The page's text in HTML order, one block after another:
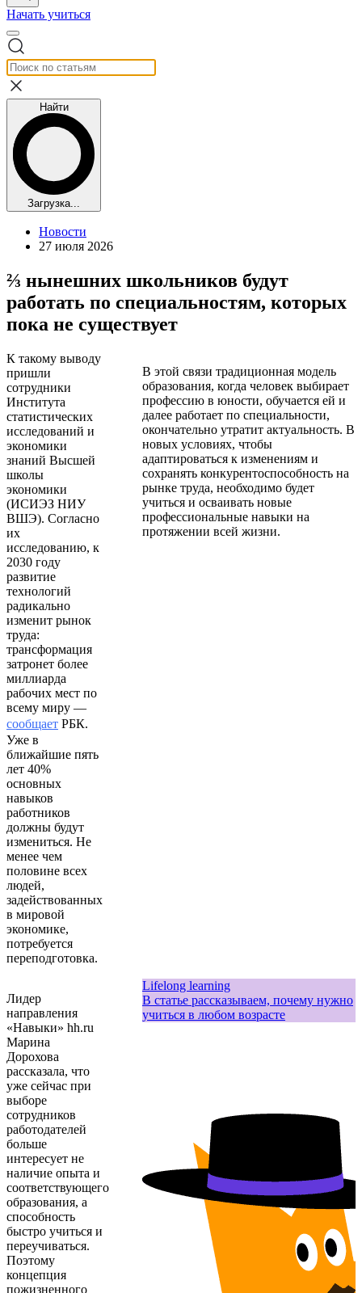
Начать учиться
Найти
Загрузка...
Новости
27 июля 2026
⅔ нынешних школьников будут
работать по специальностям, которых
пока не существует
К такому выводу
пришли
сотрудники
Института
статистических
исследований и
экономики
знаний Высшей
школы
экономики
(ИСИЭЗ НИУ
ВШЭ). Согласно
их
исследованию, к
2030 году
развитие
технологий
радикально
изменит рынок
труда:
трансформация
затронет более
миллиарда
рабочих мест по
всему миру —
сообщает РБК.
Уже в
ближайшие пять
лет 40%
основных
навыков
работников
должны будут
измениться. Не
менее чем
половине всех
людей,
задействованных
в мировой
экономике,
потребуется
переподготовка.
В этой связи традиционная модель
образования, когда человек выбирает
профессию в юности, обучается ей и
далее работает по специальности,
окончательно утратит актуальность. В
новых условиях, чтобы
адаптироваться к изменениям и
сохранять конкурентоспособность на
рынке труда, необходимо будет
учиться и осваивать новые
профессиональные навыки на
протяжении всей жизни.
Лидер
направления
«Навыки» hh.ru
Марина
Дорохова
рассказала, что
уже сейчас при
выборе
сотрудников
работодателей
больше
интересует не
наличие опыта и
соответствующего
образования, а
способность
быстро учиться и
переучиваться.
Поэтому
концепция
пожизненного
Lifelong learning
В статье рассказываем, почему нужно
учиться в любом возрасте